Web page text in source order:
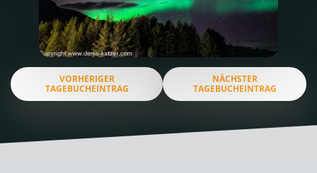
VORHERIGER
TAGEBUCHEINTRAG
NÄCHSTER
TAGEBUCHEINTRAG